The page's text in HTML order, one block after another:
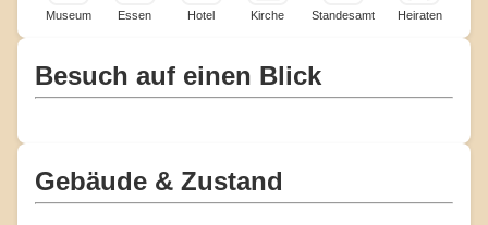
Museum Essen Hotel Kirche Standesamt Heiraten
Besuch auf einen Blick
Gebäude & Zustand